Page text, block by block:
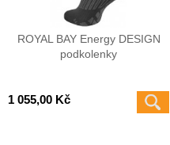
ROYAL BAY Energy DESIGN
podkolenky
1 055,00 Kč